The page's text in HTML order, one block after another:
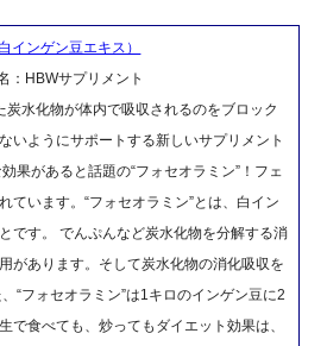
ンゲン豆エキス）
：HBWサプリメント
炭水化物が体内で吸収されるのをブロック
いようにサポートする新しいサプリメント
果があると話題の“フォセオラミン”！フェ
ています。“フォセオラミン”とは、白イン
です。 でんぷんなど炭水化物を分解する消
があります。そして炭水化物の消化吸収を
“フォセオラミン”は1キロのインゲン豆に2
で食べても、炒ってもダイエット効果は、